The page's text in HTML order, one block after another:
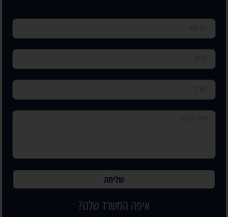
שליחה
איפה המשרד שלנו?